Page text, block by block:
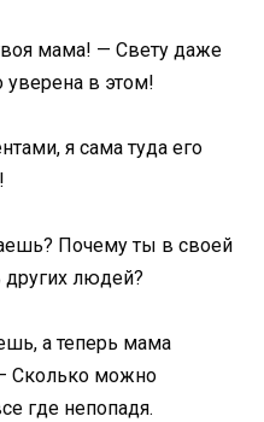
мама! — Свету даже
уверена в этом!
я сама туда его
Почему ты в своей
других людей?
а теперь мама
Сколько можно
где непопадя.